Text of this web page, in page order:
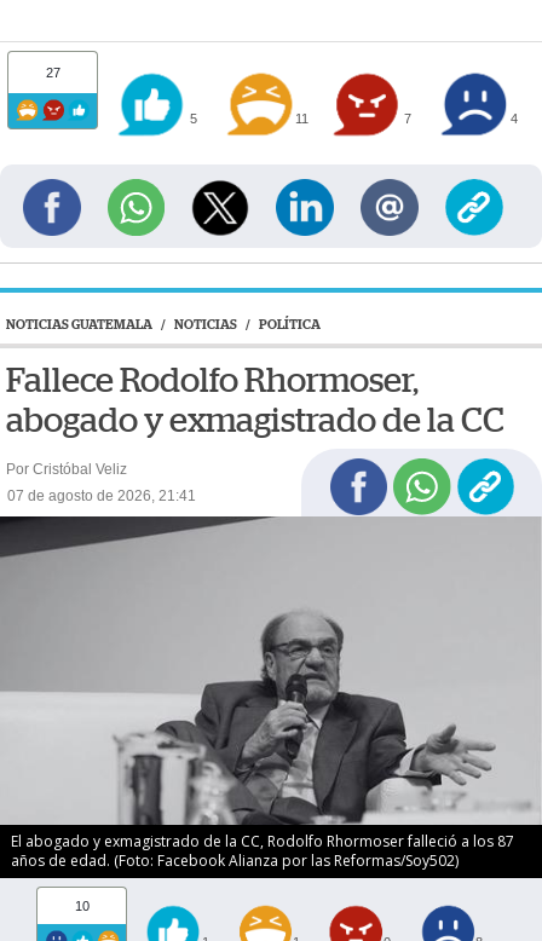
27
5 11 7 4
NOTICIAS GUATEMALA / NOTICIAS / POLÍTICA
Fallece Rodolfo Rhormoser,
abogado y exmagistrado de la CC
Por Cristóbal Veliz
07 de agosto de 2026, 21:41
El abogado y exmagistrado de la CC, Rodolfo Rhormoser falleció a los 87
años de edad. (Foto: Facebook Alianza por las Reformas/Soy502)
10